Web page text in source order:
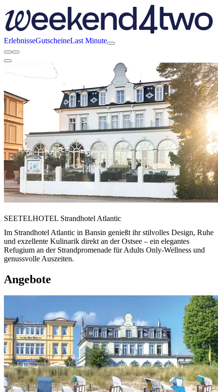
ErlebnisseGutscheineLast Minute
SEETELHOTEL Strandhotel Atlantic
Im Strandhotel Atlantic in Bansin genießt ihr stilvolles Design, Ruhe
und exzellente Kulinarik direkt an der Ostsee – ein elegantes
Refugium an der Strandpromenade für Adults Only-Wellness und
genussvolle Auszeiten.
Angebote